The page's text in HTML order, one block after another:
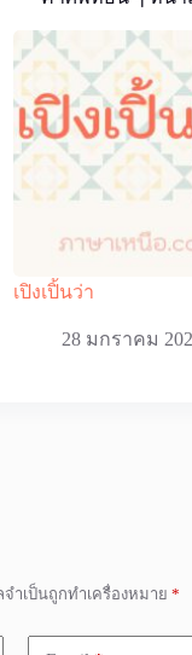
เปิงเปิ้นว่า
28 มกราคม
ำเป็นถูกทำเครื่องหมาย *